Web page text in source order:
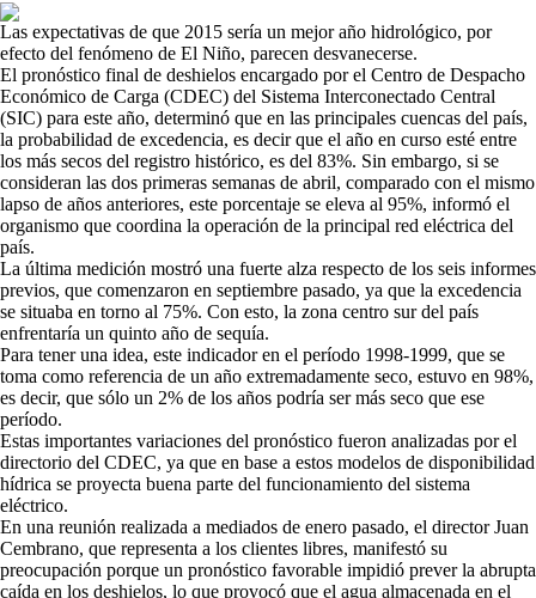
Las expectativas de que 2015 sería un mejor año hidrológico, por
efecto del fenómeno de El Niño, parecen desvanecerse.
El pronóstico final de deshielos encargado por el Centro de Despacho
Económico de Carga (CDEC) del Sistema Interconectado Central
(SIC) para este año, determinó que en las principales cuencas del país,
la probabilidad de excedencia, es decir que el año en curso esté entre
los más secos del registro histórico, es del 83%. Sin embargo, si se
consideran las dos primeras semanas de abril, comparado con el mismo
lapso de años anteriores, este porcentaje se eleva al 95%, informó el
organismo que coordina la operación de la principal red eléctrica del
país.
La última medición mostró una fuerte alza respecto de los seis informes
previos, que comenzaron en septiembre pasado, ya que la excedencia
se situaba en torno al 75%. Con esto, la zona centro sur del país
enfrentaría un quinto año de sequía.
Para tener una idea, este indicador en el período 1998-1999, que se
toma como referencia de un año extremadamente seco, estuvo en 98%,
es decir, que sólo un 2% de los años podría ser más seco que ese
período.
Estas importantes variaciones del pronóstico fueron analizadas por el
directorio del CDEC, ya que en base a estos modelos de disponibilidad
hídrica se proyecta buena parte del funcionamiento del sistema
eléctrico.
En una reunión realizada a mediados de enero pasado, el director Juan
Cembrano, que representa a los clientes libres, manifestó su
preocupación porque un pronóstico favorable impidió prever la abrupta
caída en los deshielos, lo que provocó que el agua almacenada en el